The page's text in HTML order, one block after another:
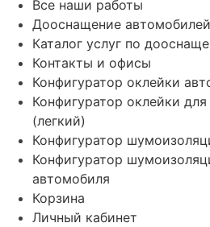
Все наши работы
Дооснащение автомобилей
Каталог услуг по
Контакты и офисы
Конфигуратор оклейки
Конфигуратор оклейки
(легкий)
Конфигуратор
Конфигуратор
автомобиля
Корзина
Личный кабинет